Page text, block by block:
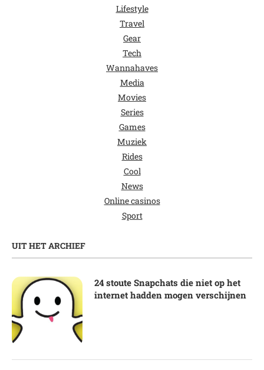
Lifestyle
Travel
Gear
Tech
Wannahaves
Media
Movies
Series
Games
Muziek
Rides
Cool
News
Online casinos
Sport
UIT HET ARCHIEF
24 stoute Snapchats die niet op het
internet hadden mogen verschijnen